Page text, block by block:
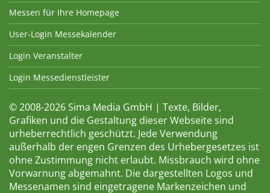
Messen für Ihre Homepage
User-Login Messekalender
Login Veranstalter
Login Messedienstleister
© 2008-2026 Sima Media GmbH | Texte, Bilder,
Grafiken und die Gestaltung dieser Webseite sind
urheberrechtlich geschützt. Jede Verwendung
außerhalb der engen Grenzen des Urhebergesetzes ist
ohne Zustimmung nicht erlaubt. Missbrauch wird ohne
Vorwarnung abgemahnt. Die dargestellten Logos und
Messenamen sind eingetragene Markenzeichen und